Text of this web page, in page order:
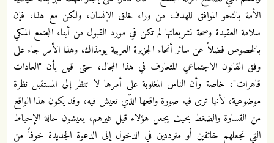
الأمة بالنحو الموافق للهدف من وراء خلق الإنسان، ولكن مع هذا، فإن
سلامة العقيدة وصحة تشريعاتها لم تكن في مورد القبول من أبناء المجتمع المكي
بالخصوص فضلاً عن سائر أنحاء الجزيرة العربية يومذاك، وهذا الأمر جاء على
وفق القانون الاجتماعي المتعارف في هذا المجال، حتى قيل بأن "العادات
قاهرات"، خاصة وأن الناس المغلوبة على أمرها لا تنظر إلى المستقبل نظرة
موضوعية، لأنها ترى فيه صورة واقعها الذّي تعيش فيه، وقد يكون هذا الواقع
من القساوة والضغط بحيث يجعل هؤلاء قبل غيرهم، يعيشون حالة الإحباط
التي تجعلهم خائفين أو مترددين في الدخول إلى الدعوة الجديدة خوفاً من